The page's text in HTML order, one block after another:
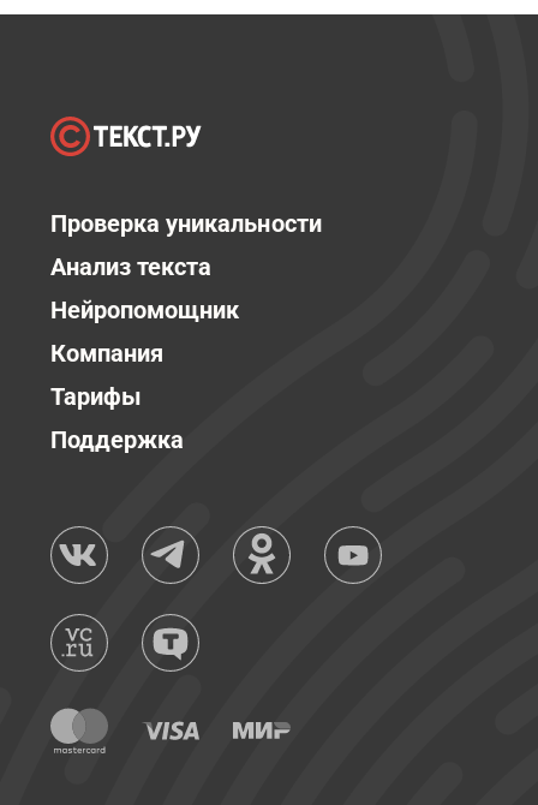
Проверка уникальности
Анализ текста
Нейропомощник
Компания
Тарифы
Поддержка